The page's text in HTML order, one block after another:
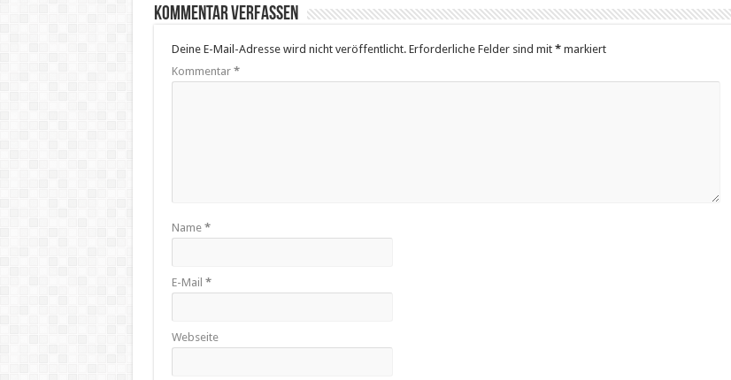
Kommentar verfassen
Deine E-Mail-Adresse wird nicht veröffentlicht. Erforderliche Felder sind mit *markiert
Kommentar *
Name *
E-Mail *
Webseite